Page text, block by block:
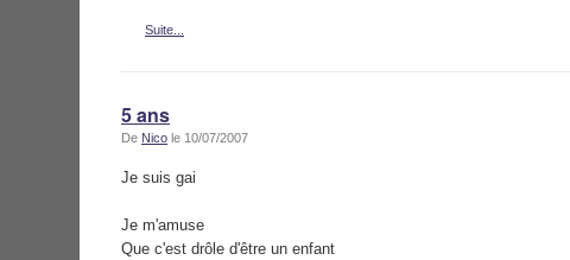
Suite...
5 ans
De Nico le 10/07/2007
Je suis gai
Je m'amuse
Que c'est drôle d'être un enfant